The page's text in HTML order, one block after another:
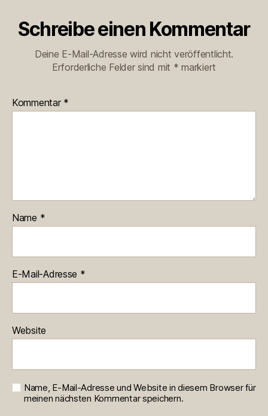
Schreibe einen Kommentar
Deine E-Mail-Adresse wird nicht veröffentlicht.
Erforderliche Felder sind mit * markiert
Kommentar *
Name *
E-Mail-Adresse *
Website
Name, E-Mail-Adresse und Website in diesem Browser für
meinen nächsten Kommentar speichern.